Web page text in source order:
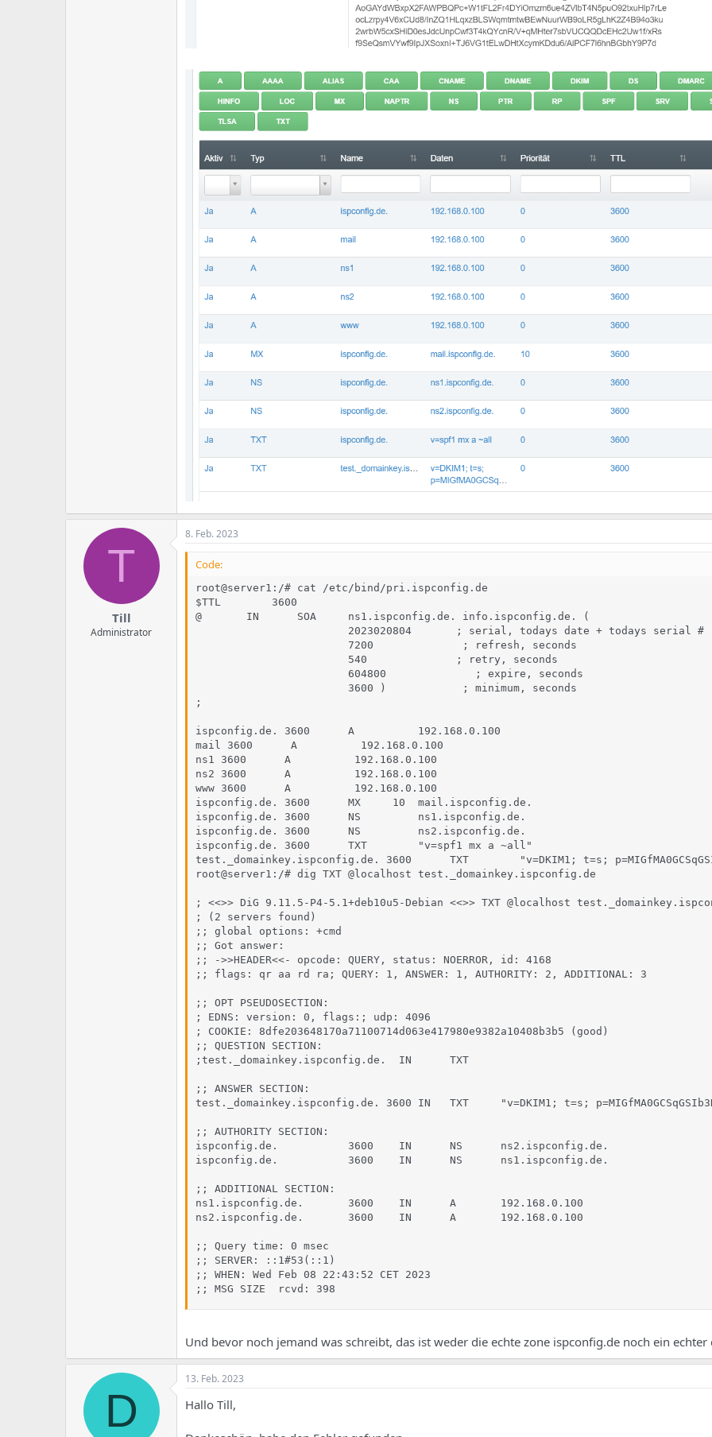
T
Till
Administrator
8. Feb. 2023
Code:
root@server1:/# cat /etc/bind/pri.ispconfig.de
$TTL        3600
@       IN      SOA     ns1.ispconfig.de. info.ispconfig.de. (
                        2023020804       ; serial, todays date + todays serial #
                        7200              ; refresh, seconds
                        540              ; retry, seconds
                        604800              ; expire, seconds
                        3600 )            ; minimum, seconds
;
ispconfig.de. 3600      A          192.168.0.100
mail 3600      A          192.168.0.100
ns1 3600      A          192.168.0.100
ns2 3600      A          192.168.0.100
www 3600      A          192.168.0.100
ispconfig.de. 3600      MX     10  mail.ispconfig.de.
ispconfig.de. 3600      NS         ns1.ispconfig.de.
ispconfig.de. 3600      NS         ns2.ispconfig.de.
ispconfig.de. 3600      TXT        "v=spf1 mx a ~all"
test._domainkey.ispconfig.de. 3600      TXT        "v=DKIM1; t=s;
root@server1:/# dig TXT @localhost test._domainkey.ispconfig.de
; <<>> DiG 9.11.5-P4-5.1+deb10u5-Debian <<>> TXT @localhost
; (2 servers found)
;; global options: +cmd
;; Got answer:
;; ->>HEADER<<- opcode: QUERY, status: NOERROR, id: 4168
;; flags: qr aa rd ra; QUERY: 1, ANSWER: 1, AUTHORITY: 2, ADDITIONAL: 3
;; OPT PSEUDOSECTION:
; EDNS: version: 0, flags:; udp: 4096
; COOKIE: 8dfe203648170a71100714d063e417980e9382a10408b3b5 (good)
;; QUESTION SECTION:
;test._domainkey.ispconfig.de.  IN      TXT
;; ANSWER SECTION:
test._domainkey.ispconfig.de. 3600 IN   TXT     "v=DKIM1; t=s;
;; AUTHORITY SECTION:
ispconfig.de.           3600    IN      NS      ns2.ispconfig.de.
ispconfig.de.           3600    IN      NS      ns1.ispconfig.de.
;; ADDITIONAL SECTION:
ns1.ispconfig.de.       3600    IN      A       192.168.0.100
ns2.ispconfig.de.       3600    IN      A       192.168.0.100
;; Query time: 0 msec
;; SERVER: ::1#53(::1)
;; WHEN: Wed Feb 08 22:43:52 CET 2023
;; MSG SIZE  rcvd: 398
Und bevor noch jemand was schreibt, das ist weder die echte zone ispconfig.de noch ein
D
13. Feb. 2023
Hallo Till,